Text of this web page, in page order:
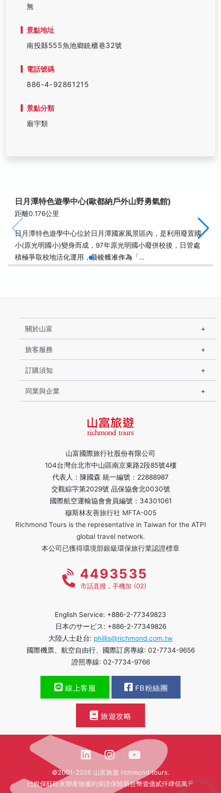
無
景點地址
南投縣555魚池鄉銃櫃巷32號
電話號碼
886-4-92861215
景點分類
廟宇類
日月潭特色遊學中心(歐都納戶外山野勇氣館)
距離0.176公里
日月潭特色遊學中心位於日月潭國家風景區內，是利用廢置國
小(原光明國小)變身而成，97年原光明國小廢併校後，日管處
積極爭取校地活化運用，最後獲准作為「…
山富國際旅行社股份有限公司
104台灣台北市中山區南京東路2段85號4樓
代表人：陳國森 統一編號：22888987
交觀綜字第2029號 品保協會北0030號
國際航空運輸協會會員編號：34301061
穆斯林友善旅行社 MFTA-005
Richmond Tours is the representative in Taiwan for the ATPI
global travel network.
本公司已獲得環境部銀級環保旅行業認證標章
關於山富
旅客服務
訂購須知
同業與企業
4493535
市話直撥，手機加 (02)
English Service: +886-2-77349823
日本のサービス: +886-2-77349826
大陸人士赴台: phillis@richmond.com.tw
國際機票、航空自由行、國際訂房專線: 02-7734-9656
證照專線: 02-7734-9766
線上客服 FB粉絲團
旅遊攻略
©2001-2026 山富旅遊 richmond tours.
已投保旺旺友聯產物履約保證保險新台幣壹億貳仟肆佰萬元